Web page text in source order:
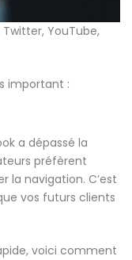
YouTube,
important :
a dépassé la
préfèrent
la navigation. C’est
vos futurs clients
voici comment